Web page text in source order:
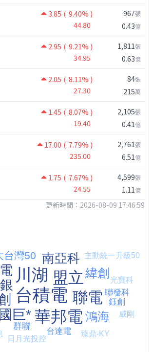
3.85 ( 9.40% )
44.80
967張
0.43億
2.95 ( 9.21% )
34.95
1,811張
0.63億
2.05 ( 8.11% )
27.30
84張
215萬
1.45 ( 8.07% )
19.40
2,105張
0.41億
17.00 ( 7.79% )
235.00
2,761張
6.51億
1.75 ( 7.67% )
24.55
4,599張
1.11億
更新時間：2026-08-09 17:46:59